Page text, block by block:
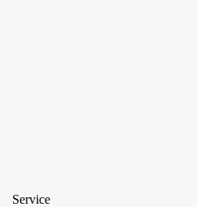
Service